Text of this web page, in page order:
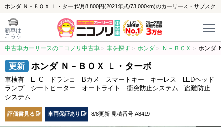
ホンダ Ｎ－ＢＯＸ Ｌ・ターボ/月8,800円(2021年式/73,000km)のカーリース・サブスク
新車は
こちら
中古車カーリースのニコノリ中古車 車を探す ホンダ Ｎ－ＢＯＸ ホンダ
ホンダ Ｎ－ＢＯＸ Ｌ・ターボ
車検有 ETC ドラレコ Bカメ スマートキー キーレス LEDヘッド
ランプ シートヒーター オートライト 衝突防止システム 盗難防止
システム
評価書見る 車両保証あり 8/8更新 見積番号:A8419